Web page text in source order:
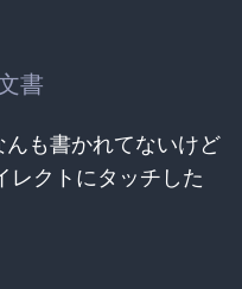
書
も書かれてないけど
レクトにタッチした